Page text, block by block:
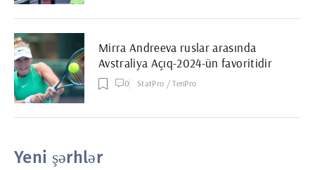
Mirra Andreeva ruslar arasında
Avstraliya Açıq-2024-ün favoritidir
0 StatPro / TenPro
Yeni şərhlər